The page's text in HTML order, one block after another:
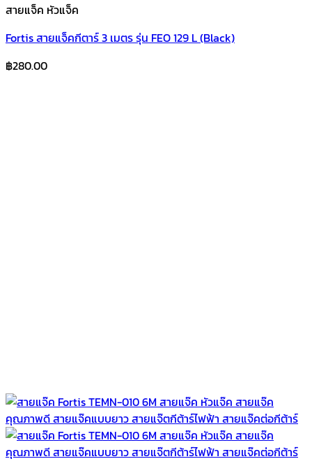
สายแจ็ค หัวแจ็ค
Fortis สายแจ็คกีตาร์ 3 เมตร รุ่น FEO 129 L (Black)
฿280.00